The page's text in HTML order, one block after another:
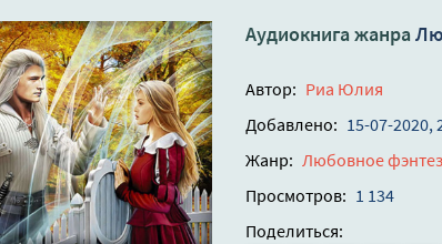
Аудиокнига жанра
Автор: Риа Юлия
Добавлено: 15-07-2020,
Жанр: Любовное
Просмотров: 1 134
Поделиться: